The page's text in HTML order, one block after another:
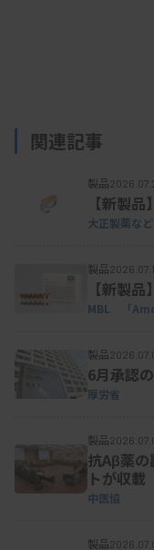
関連記事
製品
【新製
大正製薬な
製品
【新製
MBL 「
製品
6月承認
厚労省
製品
抗Aβ薬
トが収載
中医協
製品